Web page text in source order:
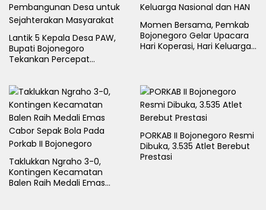
Lantik 5 Kepala Desa PAW,
Bupati Bojonegoro
Tekankan Percepat
Momen Bersama, Pemkab
Bojonegoro Gelar Upacara
Hari Koperasi, Hari Keluarga
Taklukkan Ngraho 3-0,
Kontingen Kecamatan
Balen Raih Medali Emas
PORKAB II Bojonegoro Resmi
Dibuka, 3.535 Atlet Berebut
Prestasi